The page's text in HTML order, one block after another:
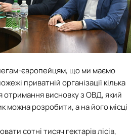
європейцям, що ми маємо
приватній організації кілька
отримання висновку з ОВД, який
можна розробити, а на його місці
сотні тисяч гектарів лісів,